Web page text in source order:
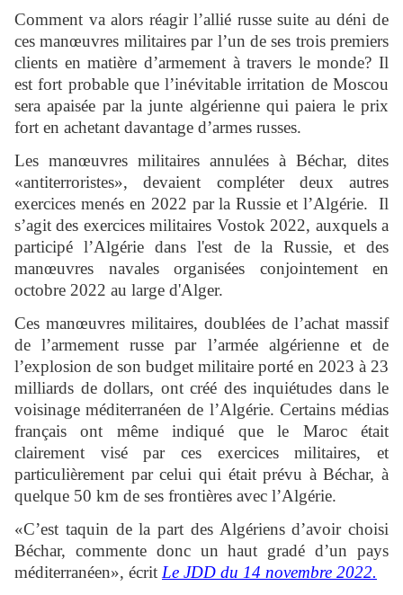
Comment va alors réagir l’allié russe suite au déni de
ces manœuvres militaires par l’un de ses trois premiers
clients en matière d’armement à travers le monde? Il
est fort probable que l’inévitable irritation de Moscou
sera apaisée par la junte algérienne qui paiera le prix
fort en achetant davantage d’armes russes.
Les manœuvres militaires annulées à Béchar, dites
«antiterroristes», devaient compléter deux autres
exercices menés en 2022 par la Russie et l’Algérie. Il
s’agit des exercices militaires Vostok 2022, auxquels a
participé l’Algérie dans l'est de la Russie, et des
manœuvres navales organisées conjointement en
octobre 2022 au large d'Alger.
Ces manœuvres militaires, doublées de l’achat massif
de l’armement russe par l’armée algérienne et de
l’explosion de son budget militaire porté en 2023 à 23
milliards de dollars, ont créé des inquiétudes dans le
voisinage méditerranéen de l’Algérie. Certains médias
français ont même indiqué que le Maroc était
clairement visé par ces exercices militaires, et
particulièrement par celui qui était prévu à Béchar, à
quelque 50 km de ses frontières avec l’Algérie.
«C’est taquin de la part des Algériens d’avoir choisi
Béchar, commente donc un haut gradé d’un pays
méditerranéen», écrit Le JDD du 14 novembre 2022.